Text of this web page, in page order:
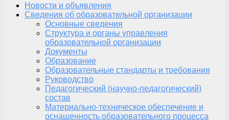
Новости и объявления
Сведения об образовательной организации
Основные сведения
Структура и органы управления
образовательной организации
Документы
Образование
Образовательные стандарты и требования
Руководство
Педагогический (научно-педагогический)
состав
Материально-техническое обеспечение и
оснащенность образовательного процесса